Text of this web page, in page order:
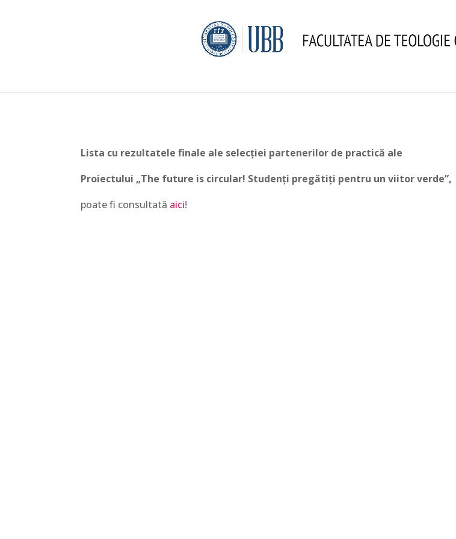
Lista cu rezultatele finale ale selecției partenerilor de practică ale
Proiectului „The future is circular! Studenți pregătiți pentru un viitor verde”,
poate fi consultată aici!